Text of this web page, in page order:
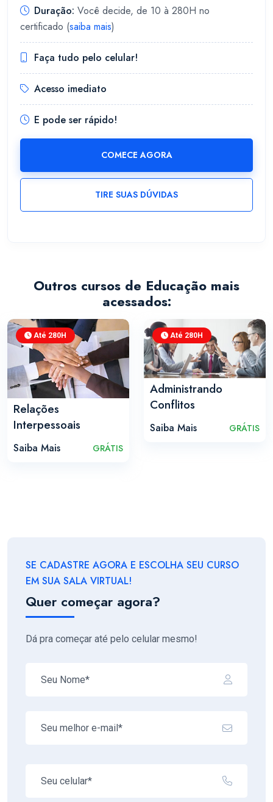
Duração: Você decide, de 10 à 280H no
certificado (saiba mais)
Faça tudo pelo celular!
Acesso imediato
E pode ser rápido!
COMECE AGORA
TIRE SUAS DÚVIDAS
Outros cursos de Educação mais
acessados:
Até 280H
Relações
Interpessoais
Saiba Mais GRÁTIS
Até 280H
Administrando
Conflitos
Saiba Mais GRÁTIS
SE CADASTRE AGORA E ESCOLHA SEU CURSO
EM SUA SALA VIRTUAL!
Quer começar agora?
Dá pra começar até pelo celular mesmo!